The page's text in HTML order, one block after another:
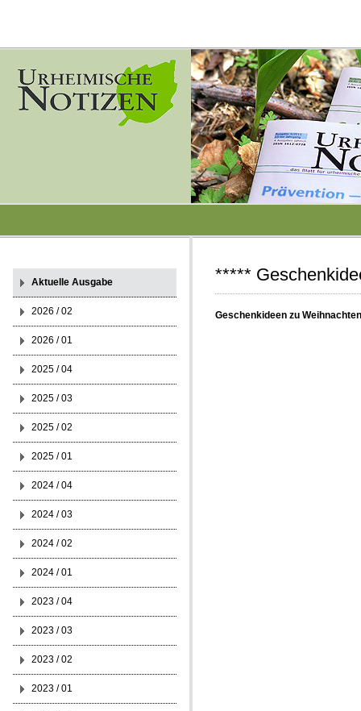
*****
Geschenkideen zu Weihnachten
Aktuelle Ausgabe
2026 / 02
2026 / 01
2025 / 04
2025 / 03
2025 / 02
2025 / 01
2024 / 04
2024 / 03
2024 / 02
2024 / 01
2023 / 04
2023 / 03
2023 / 02
2023 / 01